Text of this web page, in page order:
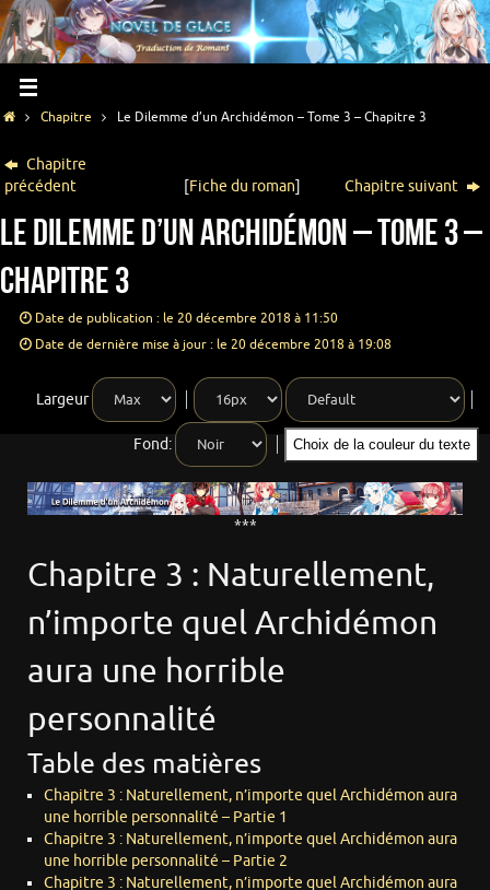
Chapitre Le Dilemme d’un Archidémon – Tome 3 – Chapitre 3
Chapitre
précédent
[Fiche du roman] Chapitre suivant
Le Dilemme d’un Archidémon – Tome 3 –
Chapitre 3
Date de publication : le 20 décembre 2018 à 11:50
Date de dernière mise à jour : le 20 décembre 2018 à 19:08
Largeur
Fond: Choix de la couleur du texte
***
Chapitre 3 : Naturellement,
n’importe quel Archidémon
aura une horrible
personnalité
Table des matières
Chapitre 3 : Naturellement, n’importe quel Archidémon aura
une horrible personnalité – Partie 1
Chapitre 3 : Naturellement, n’importe quel Archidémon aura
une horrible personnalité – Partie 2
Chapitre 3 : Naturellement, n’importe quel Archidémon aura